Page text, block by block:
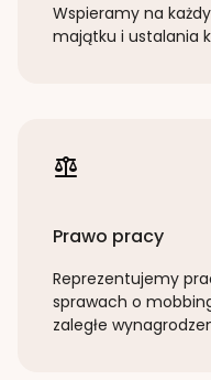
Wspieramy na
majątku i ustalania
Prawo pracy
Reprezentujemy
sprawach o
zaległe